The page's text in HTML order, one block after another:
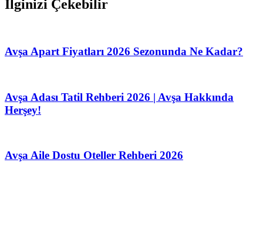
İlginizi Çekebilir
Avşa Apart Fiyatları 2026 Sezonunda Ne Kadar?
Avşa Adası Tatil Rehberi 2026 | Avşa Hakkında
Herşey!
Avşa Aile Dostu Oteller Rehberi 2026